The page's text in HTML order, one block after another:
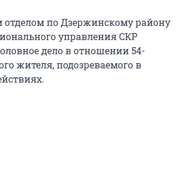
по Дзержинскому району
управления СКР
дело в отношении 54-
жителя, подозреваемого в